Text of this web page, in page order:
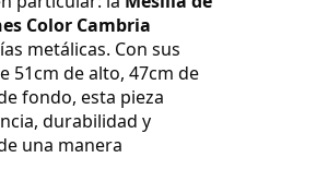
Color Cambria
metálicas. Con sus
51cm de alto, 47cm de
fondo, esta pieza
durabilidad y
una manera